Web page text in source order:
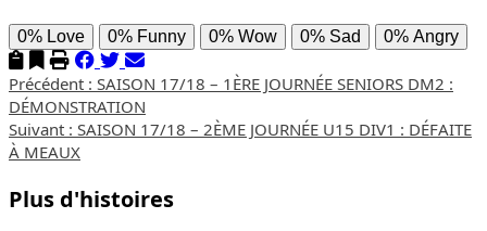
0% Love 0% Funny 0% Wow 0% Sad 0% Angry
Navigation
d’article
Précédent : SAISON 17/18 – 1ÈRE JOURNÉE SENIORS DM2 :
DÉMONSTRATION
Suivant : SAISON 17/18 – 2ÈME JOURNÉE U15 DIV1 : DÉFAITE
À MEAUX
Plus d'histoires